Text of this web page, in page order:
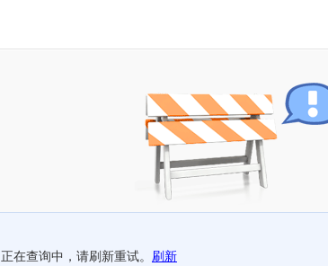
正在查询中，请刷新重试。 刷新